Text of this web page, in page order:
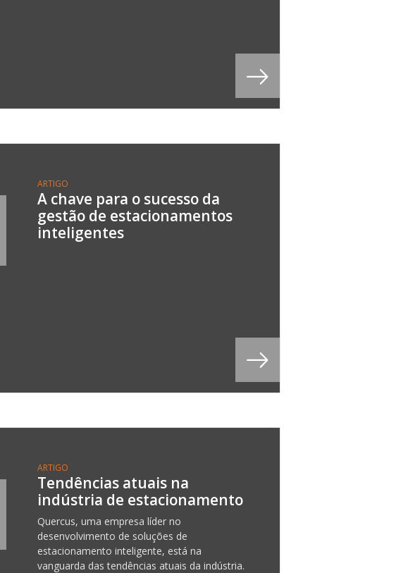
ARTIGO
A chave para o sucesso da
gestão de estacionamentos
inteligentes
ARTIGO
Tendências atuais na
indústria de estacionamento
Quercus, uma empresa líder no
desenvolvimento de soluções de
estacionamento inteligente, está na
vanguarda das tendências atuais da indústria.